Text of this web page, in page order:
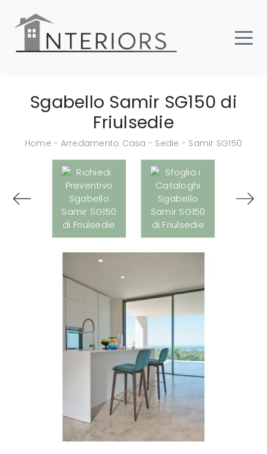
Sgabello Samir SG150 di
Friulsedie
Home - Arredamento Casa - Sedie - Samir SG150